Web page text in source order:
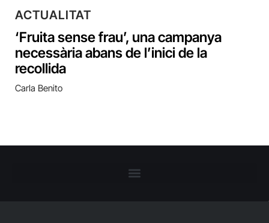
ACTUALITAT
‘Fruita sense frau’, una campanya
necessària abans de l’inici de la
recollida
Carla Benito